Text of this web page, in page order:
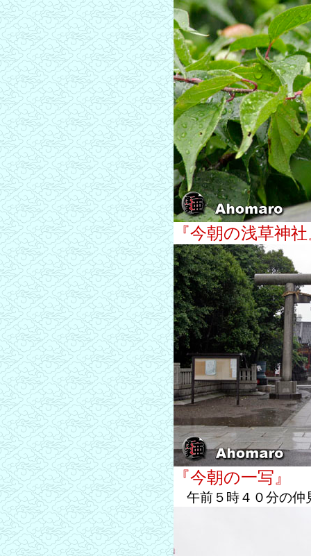
『今朝の浅草神社
『今朝の一写』
午前５時４０分の仲